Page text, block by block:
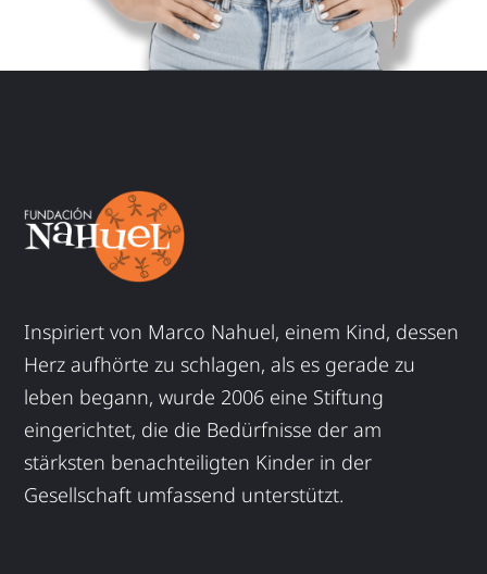
Inspiriert von Marco Nahuel, einem Kind, dessen
Herz aufhörte zu schlagen, als es gerade zu
leben begann, wurde 2006 eine Stiftung
eingerichtet, die die Bedürfnisse der am
stärksten benachteiligten Kinder in der
Gesellschaft umfassend unterstützt.